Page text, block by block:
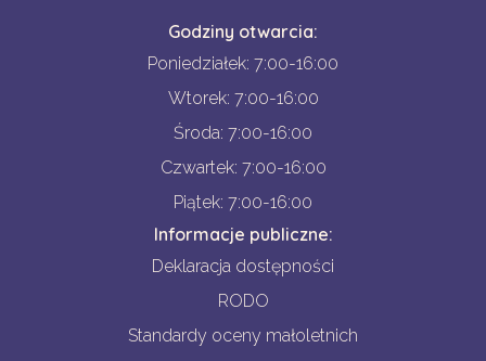
Godziny otwarcia:
Poniedziałek: 7:00-16:00
Wtorek: 7:00-16:00
Środa: 7:00-16:00
Czwartek: 7:00-16:00
Piątek: 7:00-16:00
Informacje publiczne:
Deklaracja dostępności
RODO
Standardy oceny małoletnich